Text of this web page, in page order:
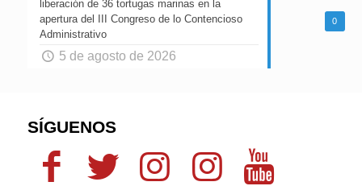
0
liberación de 36 tortugas marinas en la
apertura del III Congreso de lo Contencioso
Administrativo
5 de agosto de 2026
SÍGUENOS